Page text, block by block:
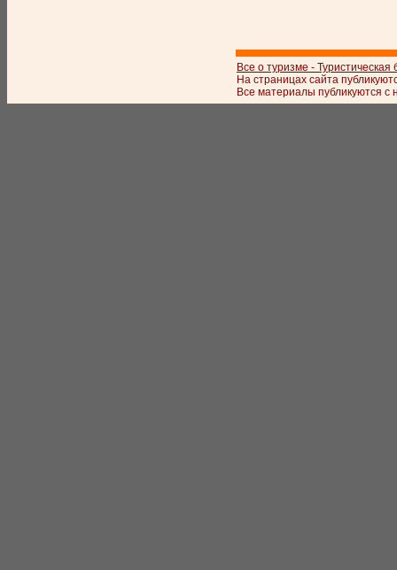
Все о туризме - Туристическая
На страницах сайта
Все материалы публикуются с